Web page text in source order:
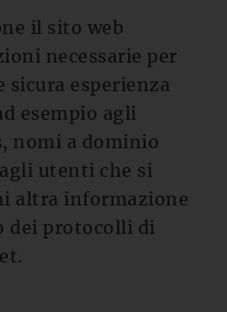
il sito web
necessarie per
sicura esperienza
esempio agli
nomi a dominio
utenti che si
altra informazione
dei protocolli di